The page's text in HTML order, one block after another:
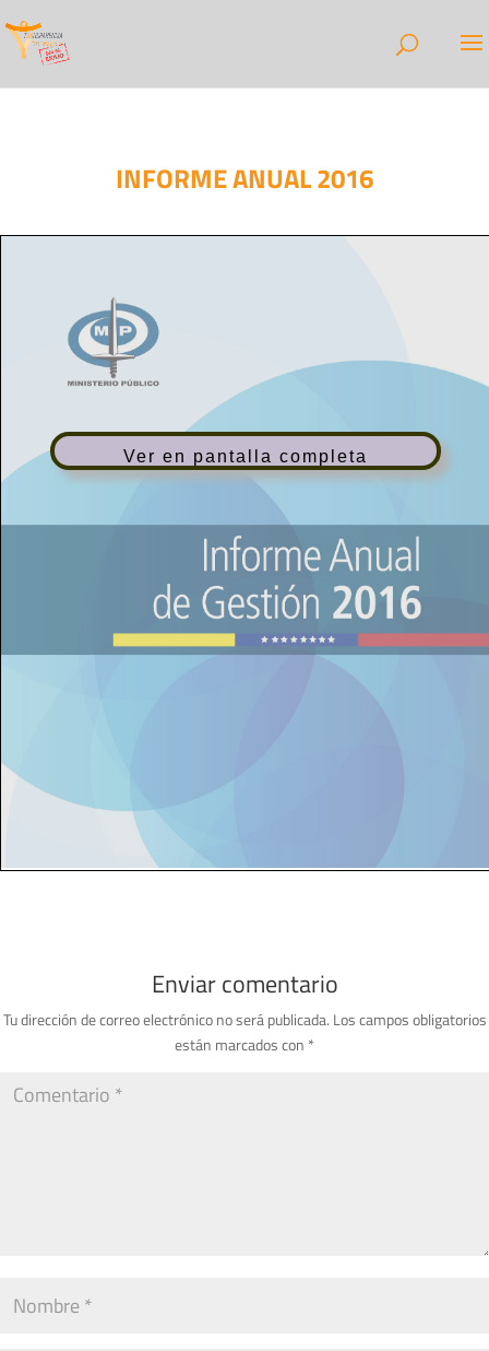
INFORME ANUAL 2016
Ver en pantalla completa
Enviar comentario
Tu dirección de correo electrónico no será publicada. Los campos obligatorios
están marcados con *